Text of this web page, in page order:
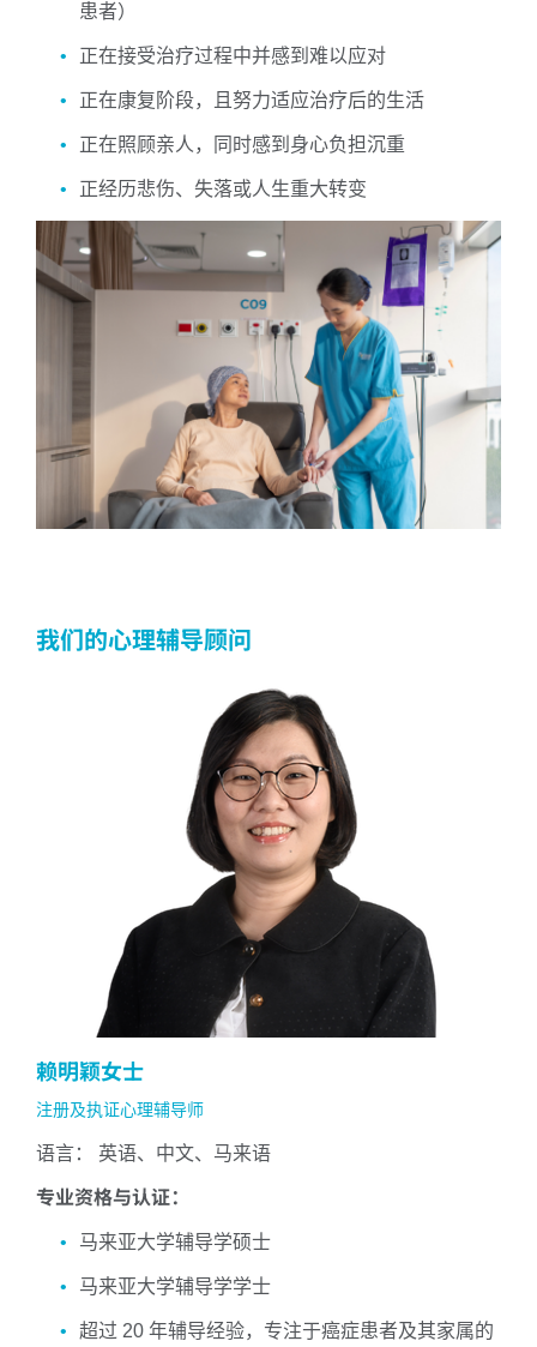
患者）
正在接受治疗过程中并感到难以应对
正在康复阶段，且努力适应治疗后的生活
正在照顾亲人，同时感到身心负担沉重
正经历悲伤、失落或人生重大转变
我们的心理辅导顾问
赖明颖女士
注册及执证心理辅导师
语言： 英语、中文、马来语
专业资格与认证：
马来亚大学辅导学硕士
马来亚大学辅导学学士
超过 20 年辅导经验，专注于癌症患者及其家属的